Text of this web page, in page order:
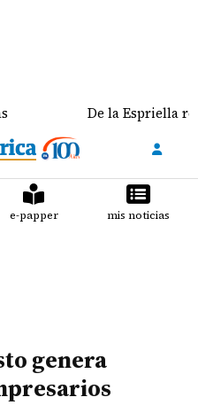
De la Espriella recibe al
e-papper mis noticias
genera